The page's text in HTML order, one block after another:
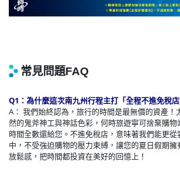
Q1：為什麼這次南九州行程主打「全程不進免稅店
A： 我們始終認為，旅行的時間是最無價的資產！
然的鬼斧神工與神話色彩，何時旅遊寧可捨棄購
時間全數還給您。不進免稅店，意味著我們能更
中，不受強迫購物的壓力束縛，讓您的夏日假期
放鬆感，把時間都投資在美好的回憶上！